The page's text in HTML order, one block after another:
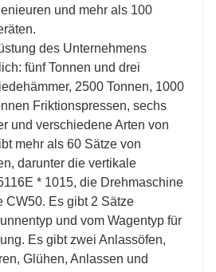
und mehr als 100
des Unternehmens
fünf Tonnen und drei
2500 Tonnen, 1000
Friktionspressen, sechs
und verschiedene Arten von
mehr als 60 Sätze von
darunter die vertikale
* 1015, die Drehmaschine
CW50. Es gibt 2 Sätze
und vom Wagentyp für
Es gibt zwei Anlassöfen,
Glühen, Anlassen und